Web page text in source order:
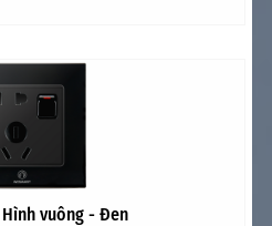
vuông - Đen